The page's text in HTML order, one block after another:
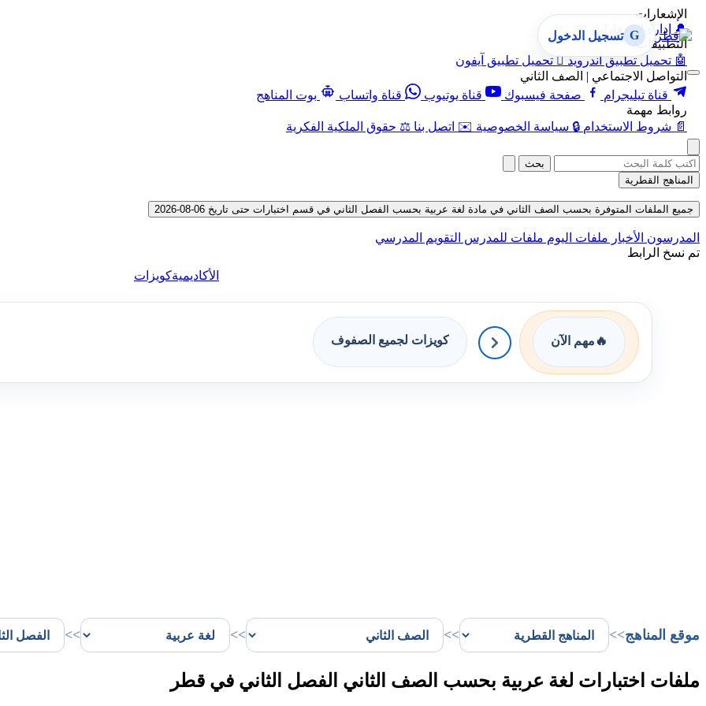
الإشعارات
🔔 إدارة الإشعارات
التطبيقات
🤖 تحميل تطبيق أندرويد  تحميل تطبيق آيفون
التواصل الاجتماعي | الصف الثاني
قناة تيليجرام
صفحة فيسبوك قناة يوتيوب قناة واتساب
بوت المناهج
روابط مهمة
📄 شروط الاستخدام 🔒 سياسة الخصوصية ✉️ اتصل بنا ⚖️ حقوق الملكية الفكرية
G تسجيل الدخول
بحث
المناهج القطرية
جميع الملفات المتوفرة بحسب الصف الثاني في مادة لغة عربية بحسب الفصل الثاني في قسم اختبارات حتى تاريخ 06-08-2026
المدرسون الأخبار ملفات اليوم ملفات للمدرس التقويم المدرسي
تم نسخ الرابط
الأكاديميةكويزات
🔥 مهم الآن كويزات لجميع الصفوف
موقع المناهج>>
>>
>>
>>
ملفات اختبارات لغة عربية بحسب الصف الثاني الفصل الثاني في قطر